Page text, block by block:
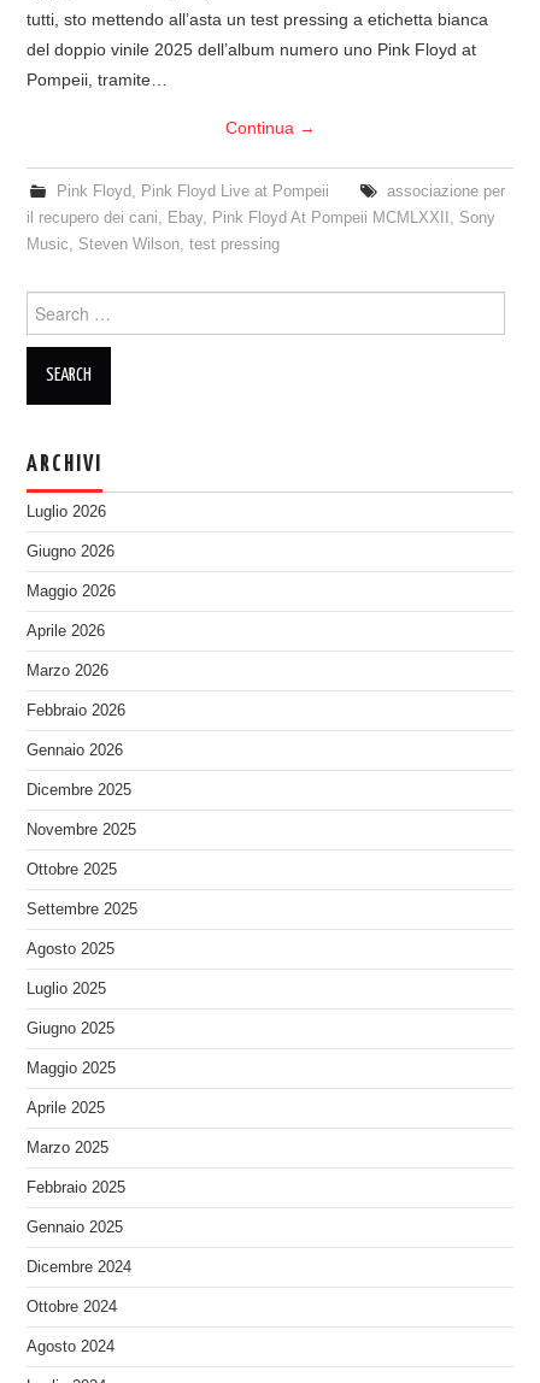
tutti, sto mettendo all’asta un test pressing a etichetta bianca
del doppio vinile 2025 dell’album numero uno Pink Floyd at
Pompeii, tramite…
Continua →
Pink Floyd, Pink Floyd Live at Pompeii
associazione per
il recupero dei cani, Ebay, Pink Floyd At Pompeii MCMLXXII , Sony
Music, Steven Wilson,test pressing
for:
ARCHIVI
Luglio 2026
Giugno 2026
Maggio 2026
Aprile 2026
Marzo 2026
Febbraio 2026
Gennaio 2026
Dicembre 2025
Novembre 2025
Ottobre 2025
Settembre 2025
Agosto 2025
Luglio 2025
Giugno 2025
Maggio 2025
Aprile 2025
Marzo 2025
Febbraio 2025
Gennaio 2025
Dicembre 2024
Ottobre 2024
Agosto 2024